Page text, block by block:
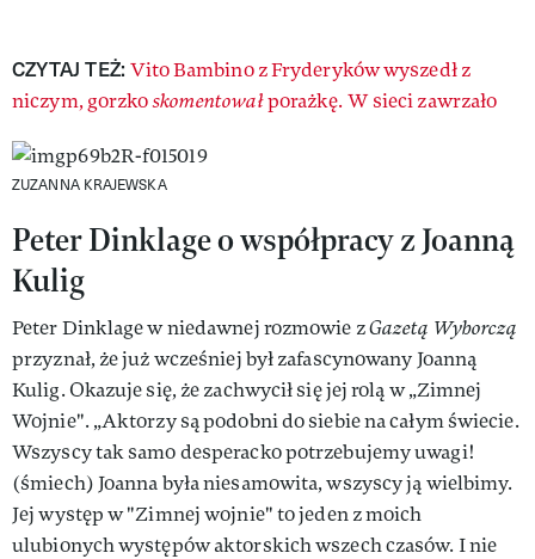
CZYTAJ TEŻ:Vito Bambino z Fryderyków wyszedł z
niczym, gorzkoskomentowałporażkę. W sieci zawrzało
ZUZANNA KRAJEWSKA
Peter Dinklage o współpracy z Joanną
Kulig
Peter Dinklage w niedawnej rozmowie zGazetą Wyborczą
przyznał, że już wcześniej był zafascynowany Joanną
Kulig. Okazuje się, że zachwycił się jej rolą w „Zimnej
Wojnie". „Aktorzy są podobni do siebie na całym świecie.
Wszyscy tak samo desperacko potrzebujemy uwagi!
(śmiech) Joanna była niesamowita, wszyscy ją wielbimy.
Jej występ w "Zimnej wojnie" to jeden z moich
ulubionych występów aktorskich wszech czasów. I nie